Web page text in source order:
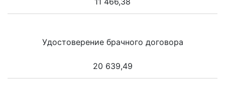
Удостоверение брачного договора
20 639,49